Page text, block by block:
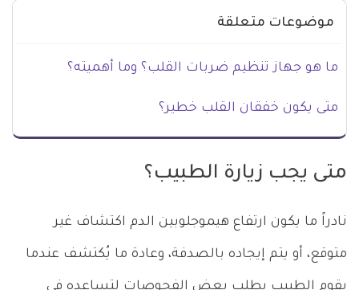
موضوعات متعلقة
ما هو جهاز تنظيم ضربات القلب؟ وما أهميته؟
متى يكون خفقان القلب خطير؟
متى يجب زيارة الطبيب؟
نادراً ما يكون ارتفاع هيموجلوبين الدم اكتشاف غير
متوقع، أو يتم إيجاده بالصدفة، وعادة ما يُكتشف عندما
يقوم الطبيب بطلب بعض الفحوصات لتساعده في